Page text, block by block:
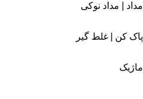
مداد | مداد نوکی
پاک کن | غلط گیر
ماژیک